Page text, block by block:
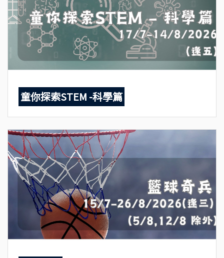
童你探索STEM -科學篇